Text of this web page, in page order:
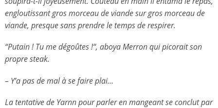
engloutissant gros morceau de viande sur gros morceau de
viande, presque sans prendre le temps de respirer.
“Putain ! Tu me dégoûtes !“, aboya Merron qui picorait son
propre steak.
– Y’a pas de mal à se faire plai…
La tentative de Yarnn pour parler en mangeant se conclut par